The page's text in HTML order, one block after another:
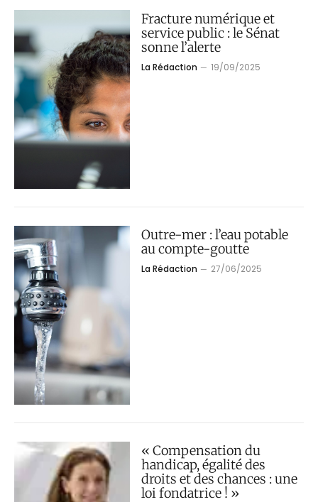
Fracture numérique et
service public : le Sénat
sonne l’alerte
La Rédaction 19/09/2025
Outre-mer : l’eau potable
au compte-goutte
La Rédaction 27/06/2025
« Compensation du
handicap, égalité des
droits et des chances : une
loi fondatrice ! »